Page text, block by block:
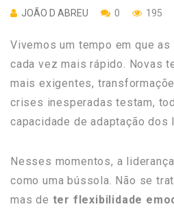
JOÃO D ABREU 0 195
Vivemos um tempo em que as
cada vez mais rápido. Novas
mais exigentes,
crises inesperadas testam,
capacidade de adaptação dos
Nesses momentos, a
como uma bússola. Não se
mas de ter flexibilidade